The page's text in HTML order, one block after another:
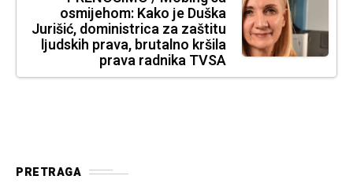
osmijehom: Kako je Duška
Jurišić, doministrica za zaštitu
ljudskih prava, brutalno kršila
prava radnika TVSA
PRETRAGA